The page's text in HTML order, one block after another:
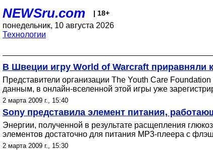
NEWSru.com | 18+
понедельник, 10 августа 2026
Технологии
В Швеции игру World of Warcraft приравняли
Представители организации The Youth Care
данным, в онлайн-вселенной этой игры уже
2 марта 2009 г., 15:40
Sony представила элемент питания,
Энергии, полученной в результате расщепления
элементов достаточно для питания MP3-плеера с
2 марта 2009 г., 15:30